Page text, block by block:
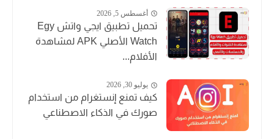
أغسطس 5, 2026
تحميل تطبيق ايجي واتش Egy
Watch الأصلي APK لمشاهدة
الأفلام...
يوليو 30, 2026
كيف تمنع إنستغرام من استخدام
صورك في الذكاء الاصطناعي